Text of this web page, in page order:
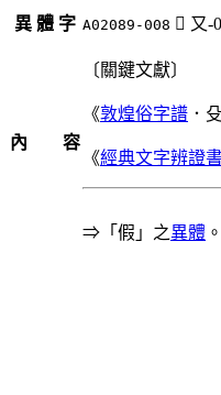
異 體 字 A02089-008 󰌡 又-
內 容
〔關鍵文獻〕
《敦煌俗字譜 ．
《經典文字辨證
⇒「假」之異體 。